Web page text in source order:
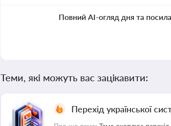
Повний AI-огляд дня та
Теми, які можуть вас зацікавити:
Перехід української